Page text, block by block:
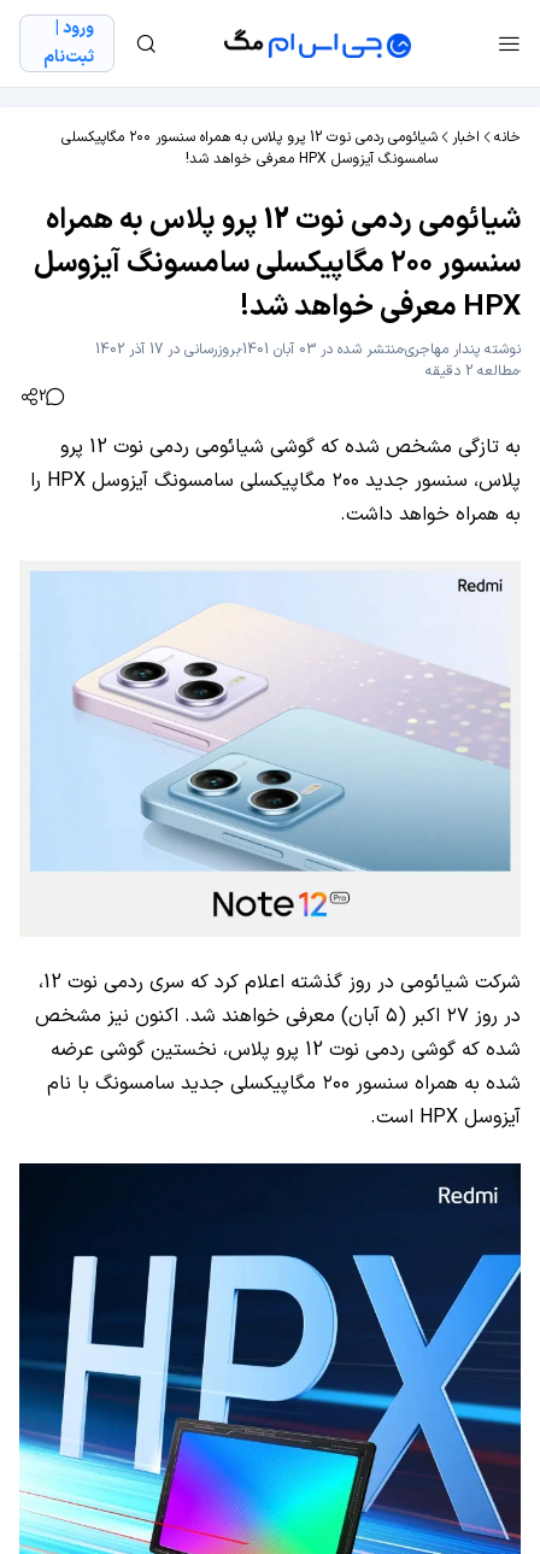
ورود |
ثبت‌نام
خانه اخبار
شیائومی ردمی نوت 12 پرو پلاس به همراه سنسور ۲۰۰ مگاپیکسلی
سامسونگ آیزوسل HPX معرفی خواهد شد!
شیائومی ردمی نوت 12 پرو پلاس به همراه
سنسور ۲۰۰ مگاپیکسلی سامسونگ آیزوسل
HPX معرفی خواهد شد!
نوشته پندار مهاجریمنتشر شده در 03 آبان 1401
بروزرسانی در 17 آذر 1402
مطالعه 2 دقیقه
2
به تازگی مشخص شده که گوشی شیائومی ردمی نوت 12 پرو
پلاس، سنسور جدید ۲۰۰ مگاپیکسلی سامسونگ آیزوسل HPX را
به همراه خواهد داشت.
شرکت شیائومی در روز گذشته اعلام کرد که سری ردمی نوت 12،
در روز ۲۷ اکبر (۵ آبان) معرفی خواهند شد. اکنون نیز مشخص
شده که گوشی ردمی نوت 12 پرو پلاس، نخستین گوشی عرضه
شده به همراه سنسور ۲۰۰ مگاپیکسلی جدید سامسونگ با نام
آیزوسل HPX است.